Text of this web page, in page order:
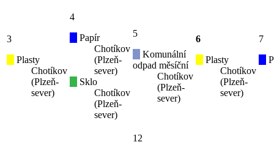
3
Plasty
Chotíkov
(Plzeň-
sever)
4
Papír
Chotíkov
(Plzeň-
sever)
Sklo
Chotíkov
(Plzeň-
sever)
5
Komunální
odpad měsíční
Chotíkov
(Plzeň-
sever)
6
Plasty
Chotíkov
(Plzeň-
sever)
7
12